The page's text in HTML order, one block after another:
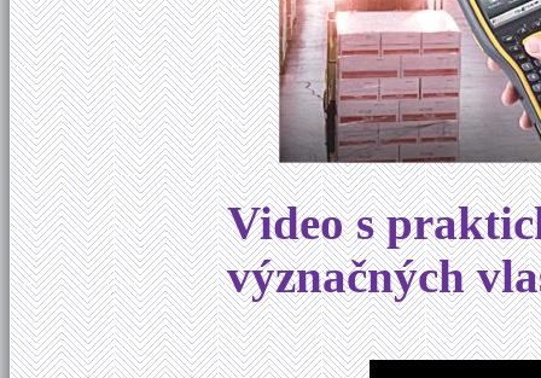
Video s
význačných